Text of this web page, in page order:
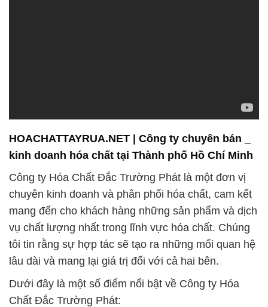
HOACHATTAYRUA.NET | Công ty chuyên bán _
kinh doanh hóa chất tại Thành phố Hồ Chí Minh
Công ty Hóa Chất Đắc Trường Phát là một đơn vị
chuyên kinh doanh và phân phối hóa chất, cam kết
mang đến cho khách hàng những sản phẩm và dịch
vụ chất lượng nhất trong lĩnh vực hóa chất. Chúng
tôi tin rằng sự hợp tác sẽ tạo ra những mối quan hệ
lâu dài và mang lại giá trị đối với cả hai bên.
Dưới đây là một số điểm nổi bật về Công ty Hóa
Chất Đắc Trường Phát: